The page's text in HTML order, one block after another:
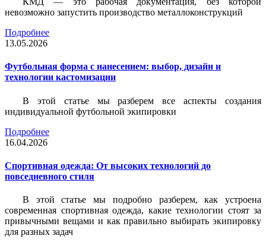
невозможно запустить производство металлоконструкций
Подробнее
13.05.2026
Футбольная форма с нанесением: выбор, дизайн и
технологии кастомизации
В этой статье мы разберем все аспекты создания
индивидуальной футбольной экипировки
Подробнее
16.04.2026
Спортивная одежда: От высоких технологий до
повседневного стиля
В этой статье мы подробно разберем, как устроена
современная спортивная одежда, какие технологии стоят за
привычными вещами и как правильно выбирать экипировку
для разных задач